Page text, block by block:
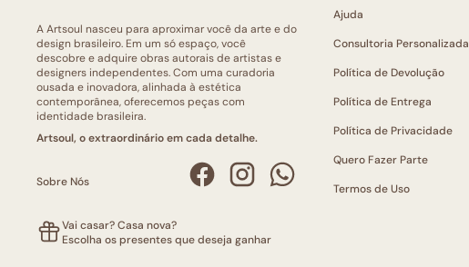
A Artsoul nasceu para aproximar você da arte e do
design brasileiro. Em um só espaço, você
descobre e adquire obras autorais de artistas e
designers independentes. Com uma curadoria
ousada e inovadora, alinhada à estética
contemporânea, oferecemos peças com
identidade brasileira.
Artsoul, o extraordinário em cada detalhe.
Sobre Nós
Vai casar? Casa nova?
Escolha os presentes que deseja ganhar
Ajuda
Consultoria Personalizada
Política de Devolução
Política de Entrega
Política de Privacidade
Quero Fazer Parte
Termos de Uso